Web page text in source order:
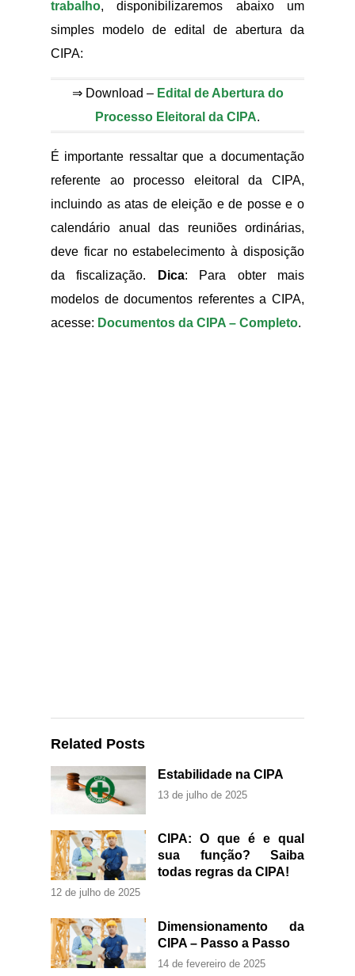
trabalho, disponibilizaremos abaixo um
simples modelo de edital de abertura da
CIPA:
⇒ Download – Edital de Abertura do
Processo Eleitoral da CIPA.
É importante ressaltar que a documentação
referente ao processo eleitoral da CIPA,
incluindo as atas de eleição e de posse e o
calendário anual das reuniões ordinárias,
deve ficar no estabelecimento à disposição
da fiscalização.
Dica: Para obter mais
modelos de documentos referentes a CIPA,
acesse: Documentos da CIPA – Completo.
Related Posts
Estabilidade na CIPA
13 de julho de 2025
CIPA: O que é e qual
sua função? Saiba
todas regras da CIPA!
12 de julho de 2025
Dimensionamento da
CIPA – Passo a Passo
14 de fevereiro de 2025